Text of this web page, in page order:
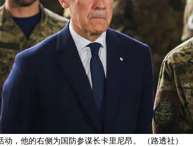
，他的右侧为国防参谋长卡里尼昂。 （路透社）